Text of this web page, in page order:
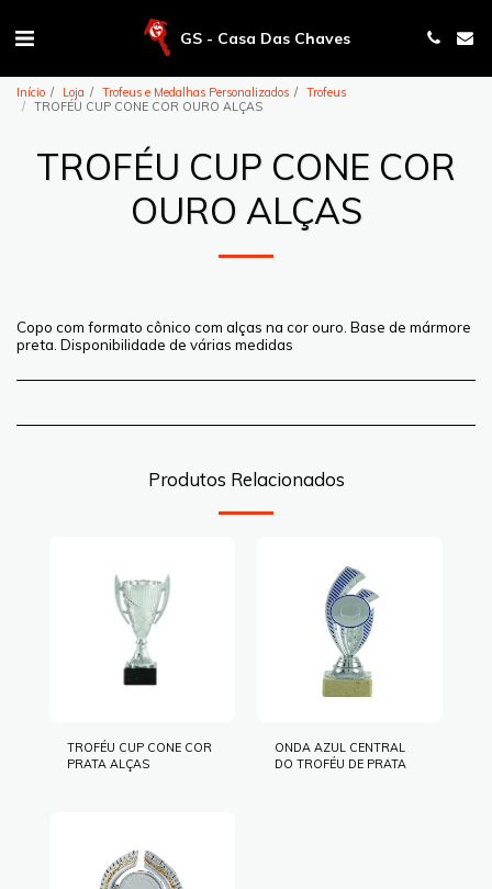
GS - Casa Das Chaves
Início Loja Trofeus e Medalhas Personalizados
Trofeus
TROFÉU CUP CONE COR OURO ALÇAS
TROFÉU CUP CONE COR
OURO ALÇAS
Copo com formato cônico com alças na cor ouro. Base de mármore
preta. Disponibilidade de várias medidas
Produtos Relacionados
TROFÉU CUP CONE COR
PRATA ALÇAS
ONDA AZUL CENTRAL
DO TROFÉU DE PRATA